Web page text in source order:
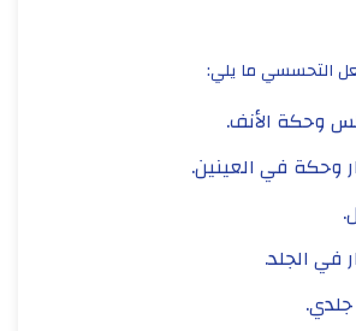
التحسسي ما يلي:
وحكة الأنف.
وحكة في العينين.
في الجلد.